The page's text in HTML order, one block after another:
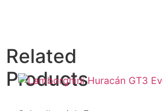
Related
Products